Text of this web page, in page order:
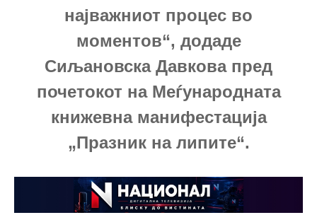
најважниот процес во
моментов“, додаде
Сиљановска Давкова пред
почетокот на Меѓународната
книжевна манифестација
„Празник на липите“.